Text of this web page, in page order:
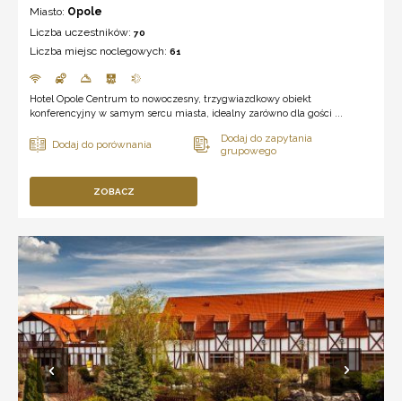
Miasto: Opole
Liczba uczestników: 70
Liczba miejsc noclegowych: 61
Hotel Opole Centrum to nowoczesny, trzygwiazdkowy obiekt
konferencyjny w samym sercu miasta, idealny zarówno dla gości ...
ZOBACZ